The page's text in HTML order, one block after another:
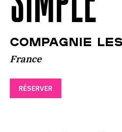
Compagnie
France
RÉSERVER